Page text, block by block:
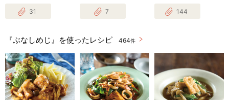
31 7 144
『ぶなしめじ』を使ったレシピ 464件